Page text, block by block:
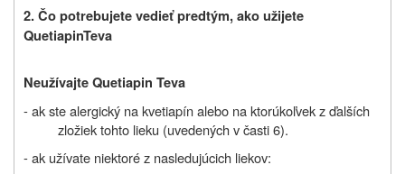
2.Čo potrebujete vedieť predtým, ako užijete
QuetiapinTeva
Neužívajte Quetiapin Teva
- ak ste alergický na kvetiapín alebo na ktorúkoľvek z ďalších
zložiek tohto lieku (uvedených v časti 6).
- ak užívate niektoré z nasledujúcich liekov: